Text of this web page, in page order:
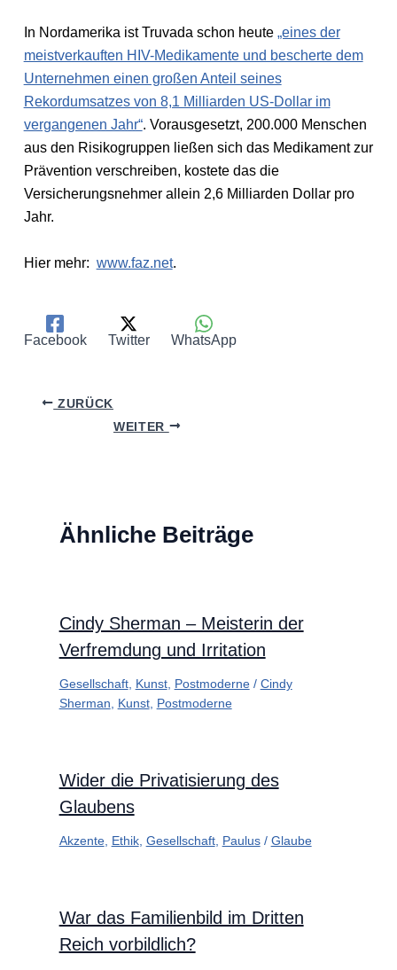
In Nordamerika ist Truvada schon heute „eines der
meistverkauften HIV-Medikamente und bescherte dem
Unternehmen einen großen Anteil seines
Rekordumsatzes von 8,1 Milliarden US-Dollar im
vergangenen Jahr“. Vorausgesetzt, 200.000 Menschen
aus den Risikogruppen ließen sich das Medikament zur
Prävention verschreiben, kostete das die
Versicherungsnehmer allein 2,6 Milliarden Dollar pro
Jahr.
Hier mehr: www.faz.net.
Facebook Twitter WhatsApp
ZURÜCK
WEITER
Ähnliche Beiträge
Cindy Sherman – Meisterin der
Verfremdung und Irritation
Gesellschaft, Kunst, Postmoderne/ Cindy
Sherman
Kunst, Postmoderne
Wider die Privatisierung des
Glaubens
Akzente, Ethik, Gesellschaft, Paulus/ Glaube
War das Familienbild im Dritten
Reich vorbildlich?